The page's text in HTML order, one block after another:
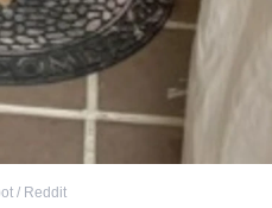
/ Reddit